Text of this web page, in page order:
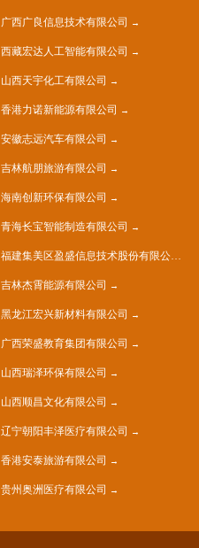
广西广良信息技术有限公司
西藏宏达人工智能有限公司
山西天宇化工有限公司
香港力诺新能源有限公司
安徽志远汽车有限公司
吉林航朋旅游有限公司
海南创新环保有限公司
青海长宝智能制造有限公司
福建集美区盈盛信息技术股份有限公司
吉林杰霄能源有限公司
黑龙江宏兴新材料有限公司
广西荣盛教育集团有限公司
山西瑞泽环保有限公司
山西顺昌文化有限公司
辽宁朝阳丰泽医疗有限公司
香港安泰旅游有限公司
贵州奥洲医疗有限公司